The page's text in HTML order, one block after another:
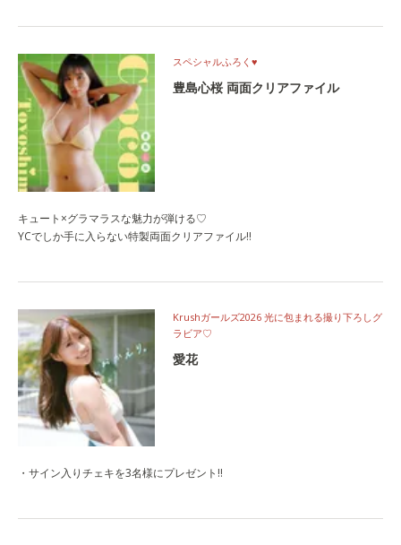
スペシャルふろく♥
豊島心桜 両面クリアファイル
キュート×グラマラスな魅力が弾ける♡
YCでしか手に入らない特製両面クリアファイル!!
Krushガールズ2026 光に包まれる撮り下ろしグ
ラビア♡
愛花
・サイン入りチェキを3名様にプレゼント!!